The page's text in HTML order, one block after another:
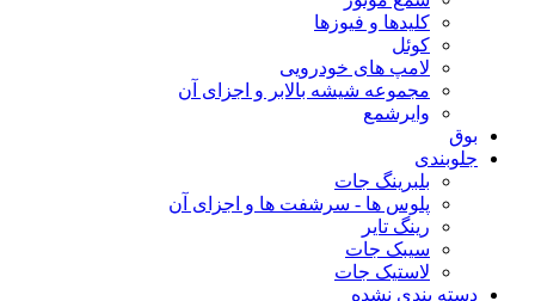
کلیدها و فیوزها
کوئل
لامپ های خودرویی
مجموعه شیشه بالابر و اجزای آن
وایرشمع
بوق
جلوبندی
بلبرینگ جات
پلوس ها - سرشفت ها و اجزای آن
رینگ تایر
سیبک جات
لاستیک جات
دسته بندی نشده